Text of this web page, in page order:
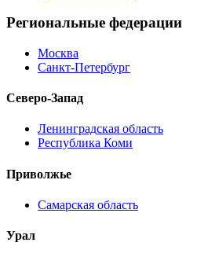
Региональные федерации
Москва
Санкт-Петербург
Северо-Запад
Ленинградская область
Республика Коми
Приволжье
Самарская область
Урал